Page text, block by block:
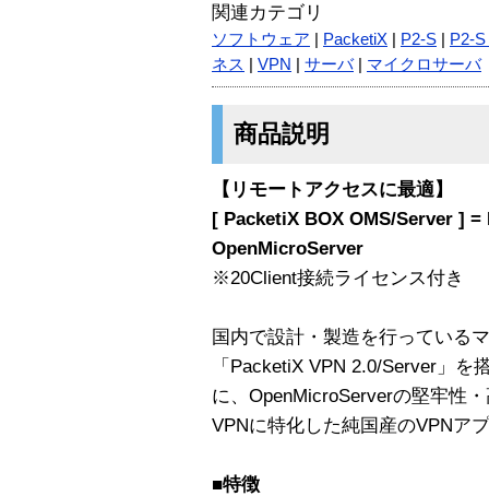
関連カテゴリ
ソフトウェア PacketiX P2-S
P2-
ネス
VPN サーバ| マイクロサーバ
商品説明
【リモートアクセスに最適】
[ PacketiX BOX OMS/Server ]
OpenMicroServer
※20Client接続ライセンス付き
国内で設計・製造を行っている
「PacketiX VPN 2.0/Server」
に、OpenMicroServerの堅牢性
VPNに特化した純国産のVPNア
■特徴